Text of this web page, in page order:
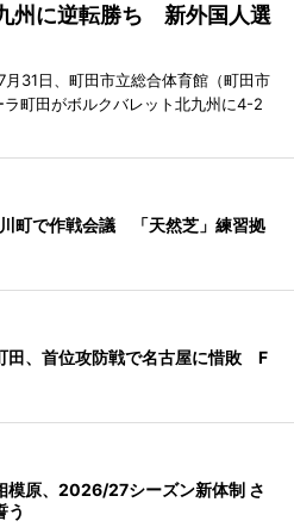
州に逆転勝ち 新外国人選
31日、町田市立総合体育館（町田市
町田がボルクバレット北九州に4-2
町で作戦会議 「天然芝」練習拠
田、首位攻防戦で名古屋に惜敗 F
模原、2026/27シーズン新体制 さ
う